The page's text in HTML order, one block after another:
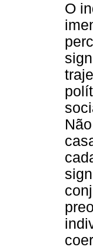
O